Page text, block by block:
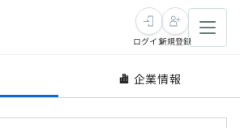
ログイン新規登録
企業情報